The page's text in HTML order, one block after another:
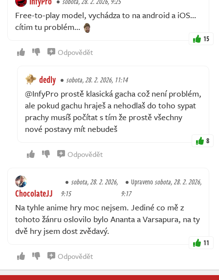
Free-to-play model, vychádza to na android a iOS…
cítim tu problém…
15
Odpovědět
dedly sobota, 28. 2. 2026, 11:14
@InfyPro prostě klasická gacha což není problém,
ale pokud gachu hraješ a nehodlaš do toho sypat
prachy musíš počítat s tím že prostě všechny
nové postavy mít nebudeš
8
Odpovědět
ChocolateJJ
sobota, 28. 2. 2026,
9:15
Upravenosobota, 28. 2. 2026,
9:17
Na tyhle anime hry moc nejsem. Jediné co mě z
tohoto žánru oslovilo bylo Ananta a Varsapura, na ty
dvě hry jsem dost zvědavý.
11
Odpovědět